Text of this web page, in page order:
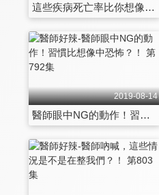
這些疾病死亡率比你想像中高？！ 第786集
2019-08-14
醫師眼中NG的動作！習慣比想像中恐怖？！ 第792集